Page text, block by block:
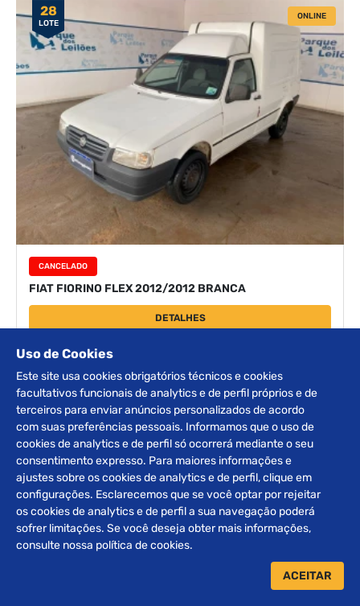
28
LOTE
ONLINE
CANCELADO
FIAT FIORINO FLEX 2012/2012 BRANCA
DETALHES
‹ 1 ›
Receba nossos
INFORMATIVOS
ENVIAR
Uso de Cookies
Este site usa cookies obrigatórios técnicos e cookies
facultativos funcionais de analytics e de perfil próprios e de
terceiros para enviar anúncios personalizados de acordo
com suas preferências pessoais. Informamos que o uso de
cookies de analytics e de perfil só ocorrerá mediante o seu
consentimento expresso. Para maiores informações e
ajustes sobre os cookies de analytics e de perfil, clique em
configurações. Esclarecemos que se você optar por rejeitar
os cookies de analytics e de perfil a sua navegação poderá
sofrer limitações. Se você deseja obter mais informações,
consulte nossa política de cookies.
ACEITAR